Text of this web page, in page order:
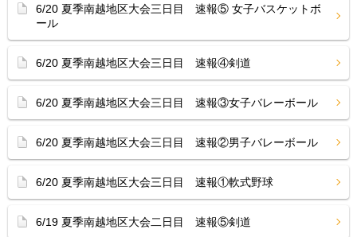
6/20 夏季南越地区大会三日目 速報⑤ 女子バスケットボ
ール
6/20 夏季南越地区大会三日目 速報④剣道
6/20 夏季南越地区大会三日目 速報③女子バレーボール
6/20 夏季南越地区大会三日目 速報②男子バレーボール
6/20 夏季南越地区大会三日目 速報①軟式野球
6/19 夏季南越地区大会二日目 速報⑤剣道